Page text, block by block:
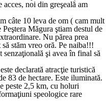
acces, noi din greşeală am
câte 10 leva de om ( cam mult
Măgura ştiam destul de
Nu părea prea
stăm vreo oră. Pe naiba!!!
şi avea în final să
declarată atracţie turistică
83 de hectare. Este iluminată.
peste 2,5 km, cu holuri
speologice rare